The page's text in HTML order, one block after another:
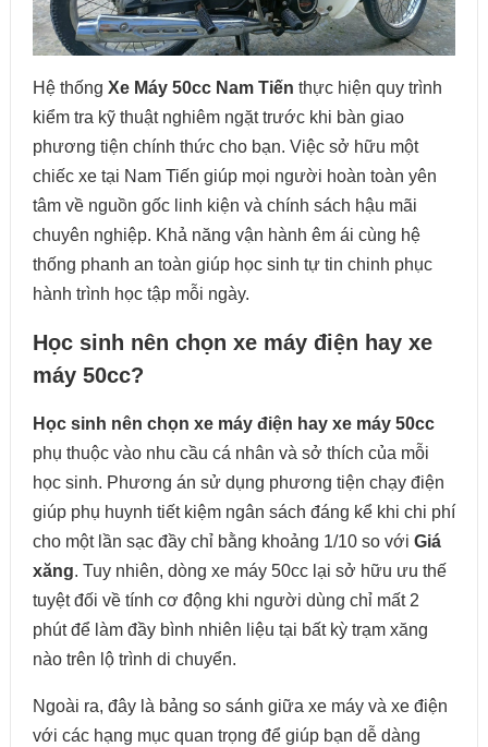
Hệ thống Xe Máy 50cc Nam Tiến thực hiện quy trình
kiểm tra kỹ thuật nghiêm ngặt trước khi bàn giao
phương tiện chính thức cho bạn. Việc sở hữu một
chiếc xe tại Nam Tiến giúp mọi người hoàn toàn yên
tâm về nguồn gốc linh kiện và chính sách hậu mãi
chuyên nghiệp. Khả năng vận hành êm ái cùng hệ
thống phanh an toàn giúp học sinh tự tin chinh phục
hành trình học tập mỗi ngày.
Học sinh nên chọn xe máy điện hay xe
máy 50cc?
Học sinh nên chọn xe máy điện hay xe máy 50cc
phụ thuộc vào nhu cầu cá nhân và sở thích của mỗi
học sinh. Phương án sử dụng phương tiện chạy điện
giúp phụ huynh tiết kiệm ngân sách đáng kể khi chi phí
cho một lần sạc đầy chỉ bằng khoảng 1/10 so với Giá
xăng. Tuy nhiên, dòng xe máy 50cc lại sở hữu ưu thế
tuyệt đối về tính cơ động khi người dùng chỉ mất 2
phút để làm đầy bình nhiên liệu tại bất kỳ trạm xăng
nào trên lộ trình di chuyển.
Ngoài ra, đây là bảng so sánh giữa xe máy và xe điện
với các hạng mục quan trọng để giúp bạn dễ dàng